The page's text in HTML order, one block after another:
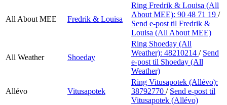
All About MEE Fredrik & Louisa
Ring Fredrik & Louisa (All
About MEE): 90 48 71 19 /
Send e-post til Fredrik &
Louisa (All About MEE)
All Weather Shoeday
Ring Shoeday (All
Weather): 48210214 / Send
e-post til Shoeday (All
Weather)
Allévo Vitusapotek
Ring Vitusapotek (Allévo):
38792770 / Send e-post til
Vitusapotek (Allévo)